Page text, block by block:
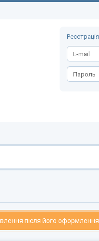
Реєстрація
після його оформлення.